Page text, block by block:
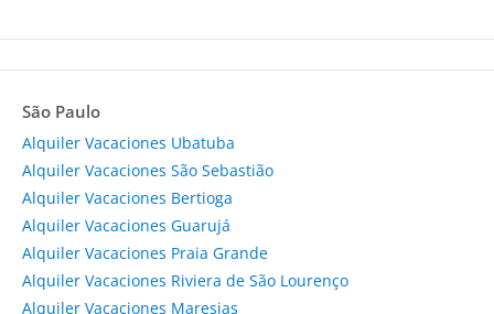
São Paulo
Alquiler Vacaciones Ubatuba
Alquiler Vacaciones São Sebastião
Alquiler Vacaciones Bertioga
Alquiler Vacaciones Guarujá
Alquiler Vacaciones Praia Grande
Alquiler Vacaciones Riviera de São Lourenço
Alquiler Vacaciones Maresias